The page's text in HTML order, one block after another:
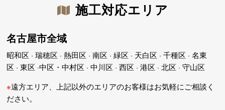
施工対応エリア
名古屋市全域
昭和区 · 瑞穂区 · 熱田区 · 南区 · 緑区 · 天白区 · 千種区 · 名東
区 · 東区 ·中区・中村区 · 中川区 · 西区 · 港区 · 北区 · 守山区
※遠方エリア、上記以外のエリアのお客様はお気軽にご相談く
ださい。